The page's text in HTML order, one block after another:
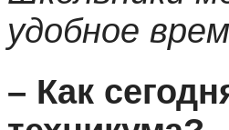
удобное
– Как